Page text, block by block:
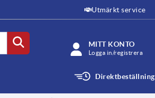
Utmärkt service
MITT KONTO
Logga in/registrera
Direktbeställning